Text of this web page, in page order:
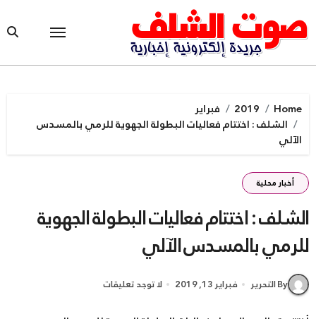
to
content
Home
2019
فبراير
الشلف : اختتام فعاليات البطولة الجهوية للرمي بالمسدس
الآلي
أخبار محلية
الشلف : اختتام فعاليات البطولة الجهوية
للرمي بالمسدس الآلي
By التحرير فبراير 13, 2019 لا توجد تعليقات